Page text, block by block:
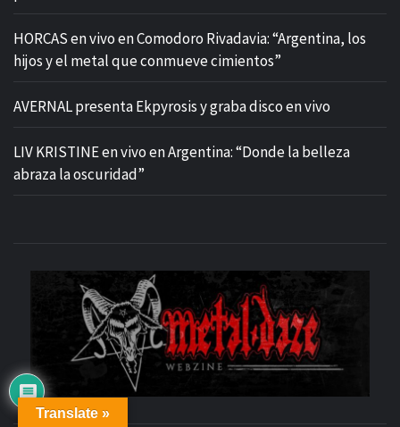
HORCAS en vivo en Comodoro Rivadavia: “Argentina, los
hijos y el metal que conmueve cimientos”
AVERNAL presenta Ekpyrosis y graba disco en vivo
LIV KRISTINE en vivo en Argentina: “Donde la belleza
abraza la oscuridad”
SITIO OFICIAL
Translate »